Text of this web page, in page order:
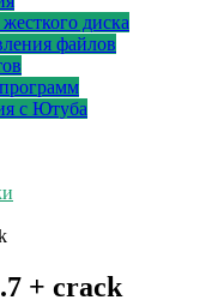
диска
файлов
с Ютуба
+ crack